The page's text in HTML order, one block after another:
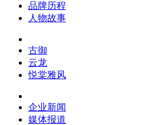
品牌历程
人物故事
古御
云龙
悦棠雅风
企业新闻
媒体报道